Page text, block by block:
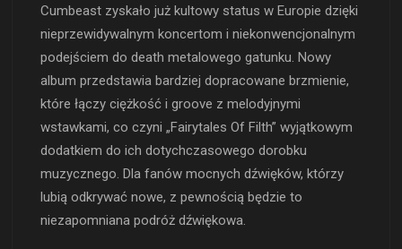
Cumbeast zyskało już kultowy status w Europie dzięki
nieprzewidywalnym koncertom i niekonwencjonalnym
podejściem do death metalowego gatunku. Nowy
album przedstawia bardziej dopracowane brzmienie,
które łączy ciężkość i groove z melodyjnymi
wstawkami, co czyni „Fairytales Of Filth” wyjątkowym
dodatkiem do ich dotychczasowego dorobku
muzycznego. Dla fanów mocnych dźwięków, którzy
lubią odkrywać nowe, z pewnością będzie to
niezapomniana podróż dźwiękowa.